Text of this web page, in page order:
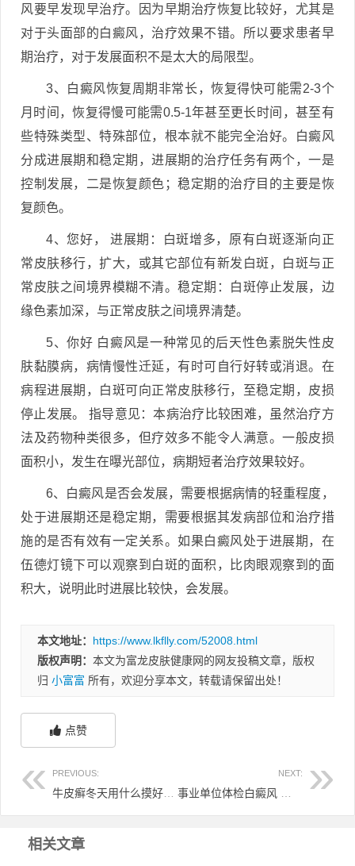
风要早发现早治疗。因为早期治疗恢复比较好，尤其是
对于头面部的白癜风，治疗效果不错。所以要求患者早
期治疗，对于发展面积不是太大的局限型。
3、白癜风恢复周期非常长，恢复得快可能需2-3个
月时间，恢复得慢可能需0.5-1年甚至更长时间，甚至有
些特殊类型、特殊部位，根本就不能完全治好。白癜风
分成进展期和稳定期，进展期的治疗任务有两个，一是
控制发展，二是恢复颜色；稳定期的治疗目的主要是恢
复颜色。
4、您好， 进展期：白斑增多，原有白斑逐渐向正
常皮肤移行，扩大，或其它部位有新发白斑，白斑与正
常皮肤之间境界模糊不清。稳定期：白斑停止发展，边
缘色素加深，与正常皮肤之间境界清楚。
5、你好 白癜风是一种常见的后天性色素脱失性皮
肤黏膜病，病情慢性迁延，有时可自行好转或消退。在
病程进展期，白斑可向正常皮肤移行，至稳定期，皮损
停止发展。 指导意见：本病治疗比较困难，虽然治疗方
法及药物种类很多，但疗效多不能令人满意。一般皮损
面积小，发生在曝光部位，病期短者治疗效果较好。
6、白癜风是否会发展，需要根据病情的轻重程度，
处于进展期还是稳定期，需要根据其发病部位和治疗措
施的是否有效有一定关系。如果白癜风处于进展期，在
伍德灯镜下可以观察到白斑的面积，比肉眼观察到的面
积大，说明此时进展比较快，会发展。
本文地址： https://www.lkflly.com/52008.html
版权声明： 本文为富龙皮肤健康网的网友投稿文章，版权
归 小富富 所有，欢迎分享本文，转载请保留出处！
点赞
PREVIOUS: NEXT:
相关文章